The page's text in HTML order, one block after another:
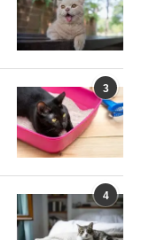
3
4